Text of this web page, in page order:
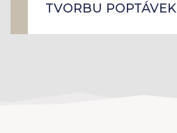
TVORBU POPTÁVEK